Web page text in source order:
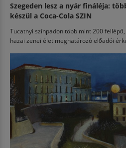
Szegeden lesz a nyár fináléja:
készül a Coca-Cola SZIN
Tucatnyi színpadon több mint 200
hazai zenei élet meghatározó előadói